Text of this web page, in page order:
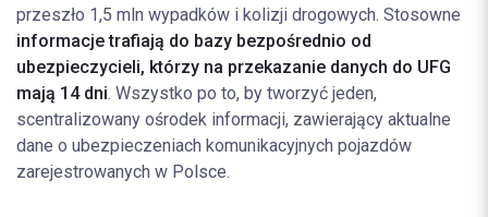
przeszło 1,5 mln wypadków i kolizji drogowych. Stosowne
informacje trafiają do bazy bezpośrednio od
ubezpieczycieli, którzy na przekazanie danych do UFG
mają 14 dni. Wszystko po to, by tworzyć jeden,
scentralizowany ośrodek informacji, zawierający aktualne
dane o ubezpieczeniach komunikacyjnych pojazdów
zarejestrowanych w Polsce.